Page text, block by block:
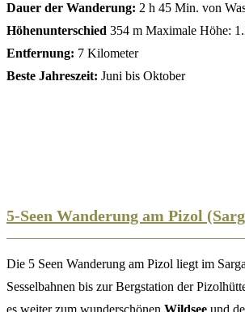
Dauer der Wanderung: 2 h 45 Min. von
Höhenunterschied 354 m Maximale Höhe:
Entfernung: 7 Kilometer
Beste Jahreszeit: Juni bis Oktober
5-Seen Wanderung am Pizol
Die 5 Seen Wanderung am Pizol liegt im
Sesselbahnen bis zur Bergstation der
es weiter zum wunderschönen Wildsee und